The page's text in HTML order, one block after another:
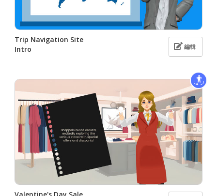
Trip Navigation Site
Intro
編輯